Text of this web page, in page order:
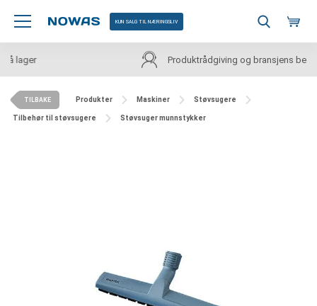
KUN SALG TIL NÆRINGSLIV
Produktrådgiving og bransjens beste priser
TILBAKE Produkter Maskiner Støvsugere
Tilbehør til støvsugere Støvsuger munnstykker